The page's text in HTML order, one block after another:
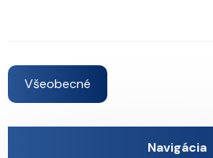
Všeobecné
Navigácia